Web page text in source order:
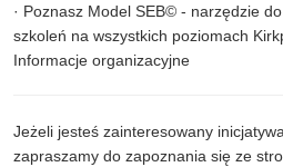
· Poznasz Model SEB© - narzędzie
szkoleń na wszystkich poziomach
Informacje organizacyjne
Jeżeli jesteś zainteresowany
zapraszamy do zapoznania się ze